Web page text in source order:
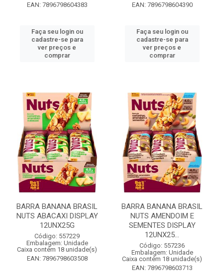
EAN: 7896798604383
Faça seu login ou
cadastre-se para
ver preços e
comprar
EAN: 7896798604390
Faça seu login ou
cadastre-se para
ver preços e
comprar
BARRA BANANA BRASIL
NUTS ABACAXI DISPLAY
12UNX25G
Código: 557229
Embalagem: Unidade
Caixa contém 18 unidade(s)
EAN: 7896798603508
BARRA BANANA BRASIL
NUTS AMENDOIM E
SEMENTES DISPLAY
12UNX25...
Código: 557236
Embalagem: Unidade
Caixa contém 18 unidade(s)
EAN: 7896798603713